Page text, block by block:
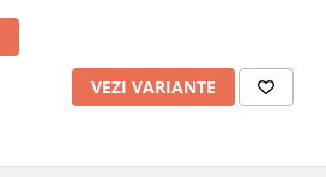
VEZI VARIANTE